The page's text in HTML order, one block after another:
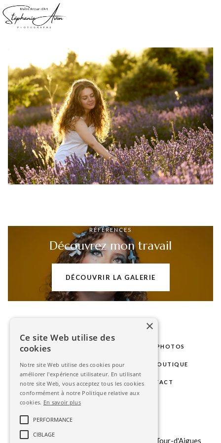
RÉFÉRENCES
Découvrez mon travail
DÉCOUVRIR LA GALERIE
LE STUDIO SÉANCES PHOTOS
PHOTOS D'IDENTITÉ GALERIE BOUTIQUE
BLOG ESPACE CLIENT CONTACT
151 b chemin du Tour du Revol, 84240 La Tour-d'Aigues
×
Ce site Web utilise des
cookies
Notre site Web utilise des cookies pour
améliorer l'expérience utilisateur. En utilisant
notre site Web, vous acceptez tous les cookies
conformément à notre Politique relative aux
cookies. En savoir plus
PERFORMANCE
CIBLAGE